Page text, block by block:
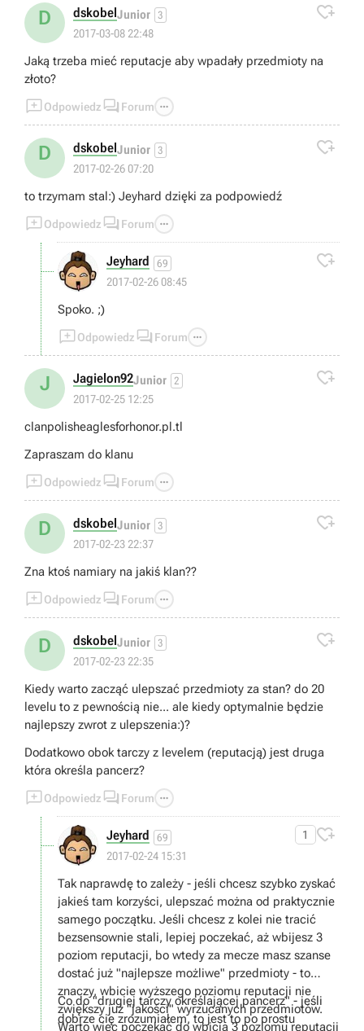
D dskobel Junior 3
2017-03-08 22:48

Jaką trzeba mieć reputacje aby wpadały przedmioty na
złoto?
Odpowiedz  Forum 
D dskobel Junior 3
2017-02-26 07:20

to trzymam stal:) Jeyhard dzięki za podpowiedź
Odpowiedz  Forum 
Jeyhard 69
2017-02-26 08:45

Spoko. ;)
Odpowiedz  Forum 
J Jagielon92Junior 2
2017-02-25 12:25

clanpolisheaglesforhonor.pl.tl
Zapraszam do klanu
Odpowiedz  Forum 
D dskobel Junior 3
2017-02-23 22:37

Zna ktoś namiary na jakiś klan??
Odpowiedz  Forum 
D dskobel Junior 3
2017-02-23 22:35

Kiedy warto zacząć ulepszać przedmioty za stan? do 20
levelu to z pewnością nie... ale kiedy optymalnie będzie
najlepszy zwrot z ulepszenia:)?
Dodatkowo obok tarczy z levelem (reputacją) jest druga
która określa pancerz?
Odpowiedz  Forum 
Jeyhard 69
2017-02-24 15:31
1 
Tak naprawdę to zależy - jeśli chcesz szybko zyskać
jakieś tam korzyści, ulepszać można od praktycznie
samego początku. Jeśli chcesz z kolei nie tracić
bezsensownie stali, lepiej poczekać, aż wbijesz 3
poziom reputacji, bo wtedy za mecze masz szanse
dostać już "najlepsze możliwe" przedmioty - to
znaczy, wbicie wyższego poziomu reputacji nie
zwiększy już "jakości" wyrzucanych przedmiotów.
Warto więc poczekać do wbicia 3 poziomu reputacji
Co do "drugiej tarczy określającej pancerz" - jeśli
dobrze cię zrozumiałem, to jest to po prostu